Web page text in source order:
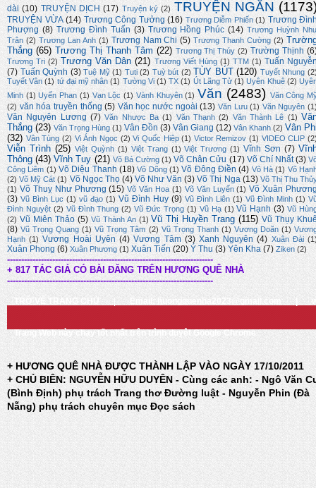
dài (10) TRUYỆN DỊCH (17) Truyện ký (2) TRUYỆN NGẮN
TRUYỆN VỪA (14) Trương Công Tưởng (16) Trương Diễm Phiến (1) Trương
Phượng (8) Trương Đình Tuấn (3) Trương Hồng Phúc (14) Trương Huỳnh
Trân (2) Trương Lan Anh (1) Trương Nam Chi (5) Trương Thanh Cường (2)
Thắng (65) Trương Thị Thanh Tâm (22) Trương Thị Thúy (2) Trường Thịnh
Trương Tri (2) Trương Văn Dân (21) Trương Viết Hùng (1) TTM (1) Tuấn
(7) Tuấn Quỳnh (3) Tuệ Mỹ (1) Tuti (2) Tuỳ bút (2) TÙY BÚT (120) Tuyết Nhung
Tuyết Vân (1) tứ đại mỹ nhân (1) Tường Vi (1) TX (1) Út Lãng Tử (1) Uyên Khuê (2)
Minh (1) Uyển Phan (1) Vạn Lộc (1) Vành Khuyên (1) Văn (2483) Văn Công
(2) văn hóa truyền thống (5) Văn học nước ngoài (13) Văn Lưu (1) Văn Nguyên
Văn Nguyên Lương (7) Văn Nhược Ba (1) Văn Thạnh (2) Văn Thành Lê (1)
Thắng (23) Văn Trọng Hùng (1) Vân Đồn (3) Vân Giang (12) Vân Khanh (2) Vân
(32) Vân Tùng (2) Vi Ánh Ngọc (2) Vi Quốc Hiệp (1) Victor Remizov (1) VIDEO CLIP
Viễn Trình (25) Việt Quỳnh (1) Việt Trang (1) Việt Trương (1) Vĩnh Sơn (7)
Thông (43) Vĩnh Tuy (21) Võ Bá Cường (1) Võ Chân Cửu (17) Võ Chí Nhất (3)
Công Liêm (1) Võ Diệu Thanh (18) Võ Dõng (1) Võ Đông Điền (4) Võ Hà (1) Võ
(2) Võ Mỹ Cát (1) Võ Ngọc Thọ (4) Võ Như Văn (3) Võ Thị Nga (13) Võ Thị Thu
(1) Võ Thuỵ Như Phương (15) Võ Văn Hoa (1) Võ Văn Luyến (1) Võ Xuân
(3) Vũ Bình Lục (1) vũ đạo (1) Vũ Đình Huy (9) Vũ Đình Liên (1) Vũ Đình Minh (1)
Đình Nguyệt (2) Vũ Đình Thung (2) Vũ Đức Trọng (1) Vũ Hạ (1) Vũ Hạnh (3) Vũ
(2) Vũ Miên Thảo (5) Vũ Thành An (1) Vũ Thị Huyền Trang (115) Vũ Thụy
(8) Vũ Trọng Quang (1) Vũ Trọng Tâm (2) Vũ Trọng Thanh (1) Vương Doãn (1)
Hạnh (1) Vương Hoài Uyên (4) Vương Tâm (3) Xanh Nguyên (4) Xuân Đài
Xuân Phong (6) Xuân Phương (1) Xuân Tiến (20) Ý Thu (3) Yên Kha (7) Ziken (2)
-------------------------------------------------------------------------
+ 817 TÁC GIẢ CÓ BÀI ĐĂNG TRÊN HƯƠNG QUÊ NHÀ
-------------------------------------------------------------------------
TRỞ VỀ TRANG CHỦ Email: huongquenha2023@gmail.com
Trang Web này chạy tốt nhất trên trình duyệt Google Chrome
+ HƯƠNG QUÊ NHÀ ĐƯỢC THÀNH LẬP VÀO NGÀY 17/10/2011
+ CHỦ BIÊN: NGUYỄN HỮU DUYÊN - Cùng các anh: - Ngô Văn
(Bình Định) phụ trách Trang thơ Đường luật - Nguyễn Phin (Đà
Nẵng) phụ trách chuyên mục Đọc sách